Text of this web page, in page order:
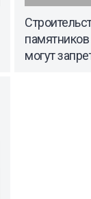
могут